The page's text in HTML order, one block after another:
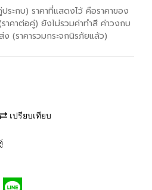
ระกบ) ราคาที่แสดงไว้ คือราคาของ
คาต่อคู่) ยังไม่รวมค่าทำสี ค่าวงกบ
(ราคารวมกระจกนิรภัยแล้ว)
เปรียบเทียบ